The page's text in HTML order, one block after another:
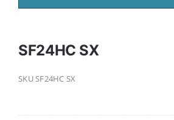
SF24HC SX
SKUSF24HC SX